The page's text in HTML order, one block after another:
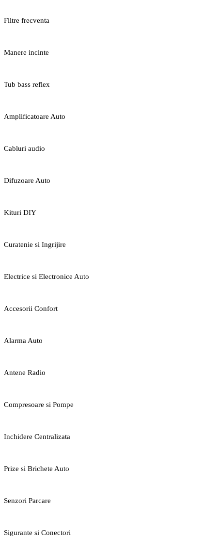
Filtre frecventa
Manere incinte
Tub bass reflex
Amplificatoare Auto
Cabluri audio
Difuzoare Auto
Kituri DIY
Curatenie si Ingrijire
Electrice si Electronice Auto
Accesorii Confort
Alarma Auto
Antene Radio
Compresoare si Pompe
Inchidere Centralizata
Prize si Brichete Auto
Senzori Parcare
Sigurante si Conectori